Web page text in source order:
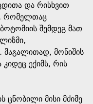
და რისხვით
რომელთაც
შემდეგ მათ
მაგალითად, მონიშის
ექიმს, რის
მისი მძიმე